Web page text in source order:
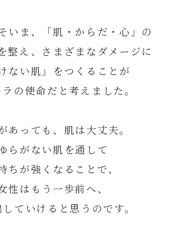
いま、「肌・からだ・心」の
整え、 さまざまなダメージに
ない肌」をつくることが
の使命だと考えました。
あっても、肌は大丈夫。
らがない肌を通して
ちが強くなることで、
性はもう一歩前へ、
ていけると思うのです。